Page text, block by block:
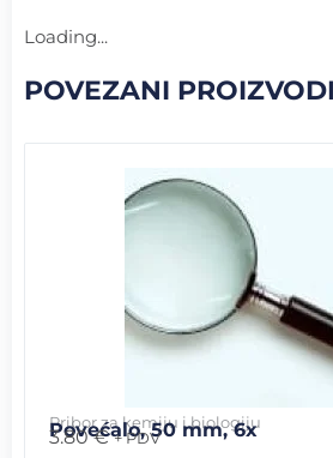
Loading...
POVEZANI PROIZVODI
Pribor za kemiju i biologiju
Povećalo, 50 mm, 6x
3.80€ + PDV